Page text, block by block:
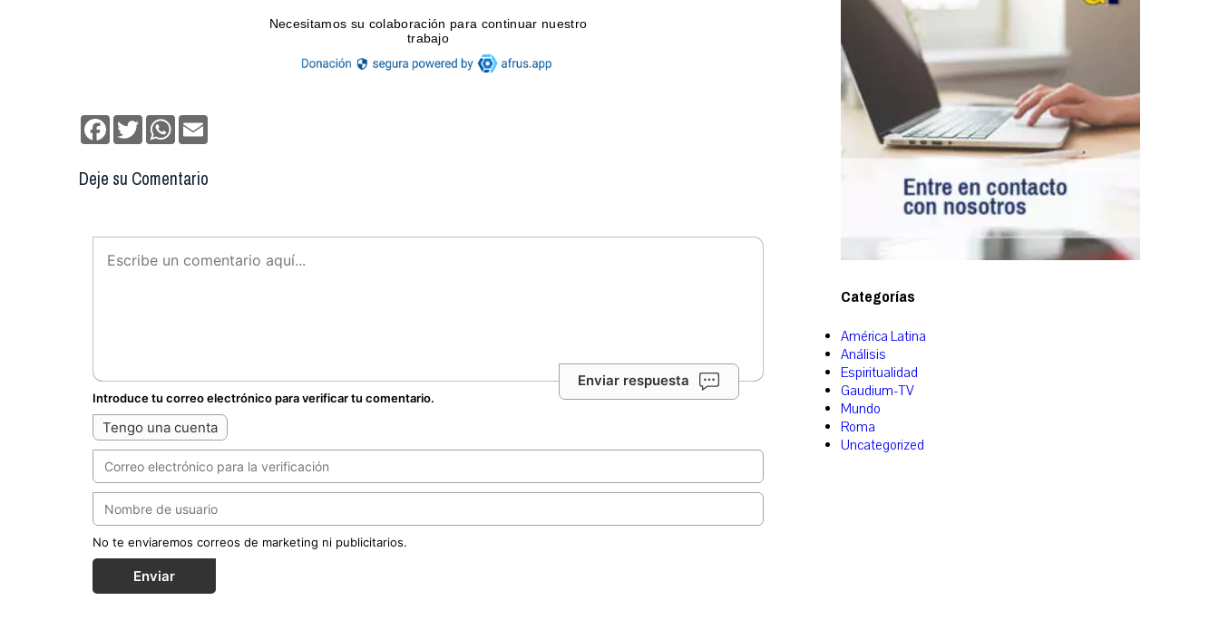
Facebook
TwitterWhatsApp
Deje su Comentario
Enviar respuesta
Introduce tu correo electrónico para verificar tu comentario.
Tengo una cuenta
No te enviaremos correos de marketing ni publicitarios.
Enviar
Categorías
América Latina
Análisis
Espiritualidad
Gaudium-TV
Mundo
Roma
Uncategorized